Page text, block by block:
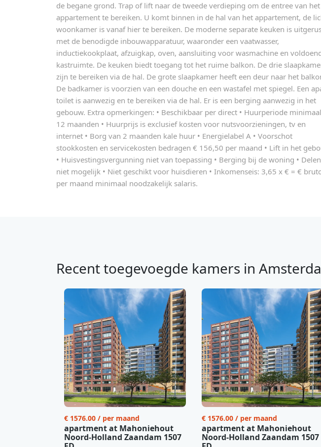
de begane grond. Trap of lift naar de tweede verdieping om de entree van het
appartement te bereiken. U komt binnen in de hal van het appartement, de
woonkamer is vanaf hier te bereiken. De moderne separate keuken is
met de benodigde inbouwapparatuur, waaronder een vaatwasser,
inductiekookplaat, afzuigkap, oven, aansluiting voor wasmachine en
kastruimte. De keuken biedt toegang tot het ruime balkon. De drie
zijn te bereiken via de hal. De grote slaapkamer heeft een deur naar het
De badkamer is voorzien van een douche en een wastafel met spiegel. Een
toilet is aanwezig en te bereiken via de hal. Er is een berging aanwezig in het
gebouw. Extra opmerkingen: • Beschikbaar per direct • Huurperiode minimaal
12 maanden • Huurprijs is exclusief kosten voor nutsvoorzieningen, tv en
internet • Borg van 2 maanden kale huur • Energielabel A • Voorschot
stookkosten en servicekosten bedragen € 156,50 per maand • Lift in het
• Huisvestingsvergunning niet van toepassing • Berging bij de woning •
niet mogelijk • Niet geschikt voor huisdieren • Inkomenseis: 3,65 x € = €
per maand minimaal noodzakelijk salaris.
Recent toegevoegde kamers in
€ 1576.00 / per maand
apartment at Mahoniehout
Noord-Holland Zaandam 1507
€ 1576.00 / per maand
apartment at Mahoniehout
Noord-Holland Zaandam 1507